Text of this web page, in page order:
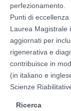
perfezionamento.
Punti di
Laurea Magistrale
aggiornati per
rigenerativa e
contribuisce in
(in italiano e
Scienze
Ricerca